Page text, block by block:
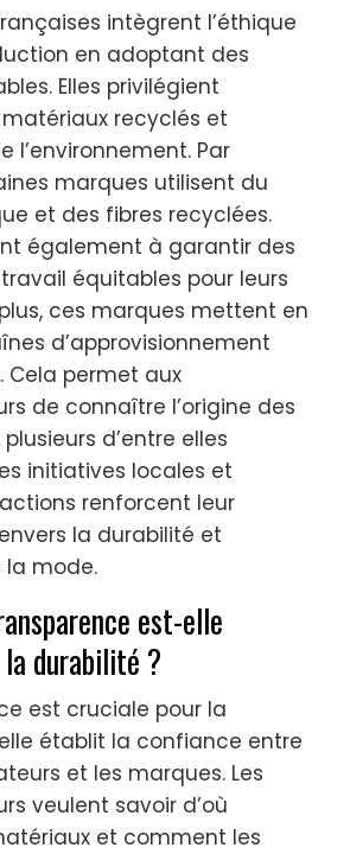
intègrent l’éthique
en adoptant des
Elles privilégient
recyclés et
l’environnement. Par
marques utilisent du
et des fibres recyclées.
également à garantir des
équitables pour leurs
ces marques mettent en
d’approvisionnement
Cela permet aux
de connaître l’origine des
d’entre elles
initiatives locales et
renforcent leur
la durabilité et
la mode.
est-elle
durabilité ?
est cruciale pour la
établit la confiance entre
et les marques. Les
veulent savoir d’où
et comment les